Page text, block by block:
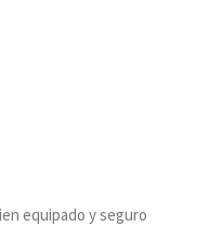
equipado y seguro